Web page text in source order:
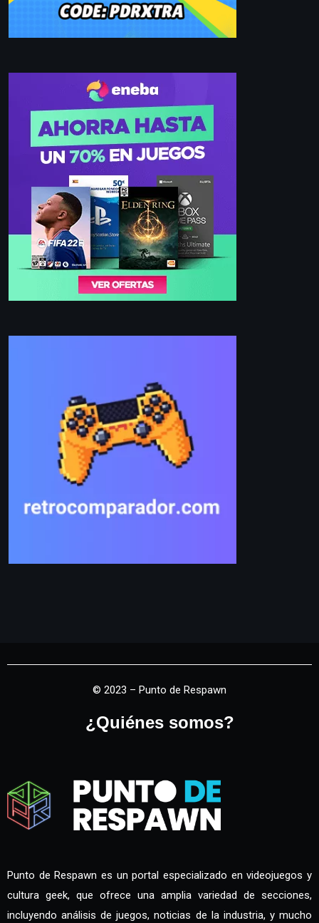
© 2023 – Punto de Respawn
¿Quiénes somos?
Punto de Respawn es un portal especializado en videojuegos y
cultura geek, que ofrece una amplia variedad de secciones,
incluyendo análisis de juegos, noticias de la industria, y mucho